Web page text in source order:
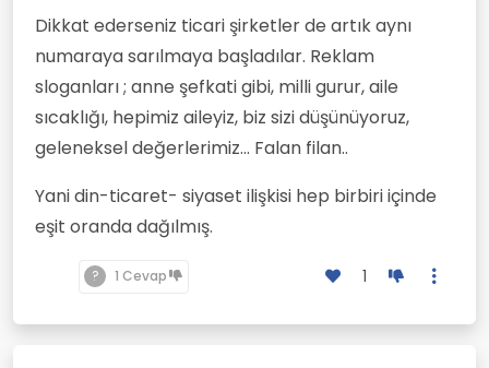
Dikkat ederseniz ticari şirketler de artık aynı
numaraya sarılmaya başladılar. Reklam
sloganları ; anne şefkati gibi, milli gurur, aile
sıcaklığı, hepimiz aileyiz, biz sizi düşünüyoruz,
geleneksel değerlerimiz... Falan filan..
Yani din-ticaret- siyaset ilişkisi hep birbiri içinde
eşit oranda dağılmış.
? 1 Cevap 1